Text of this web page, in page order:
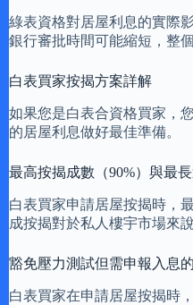
綠表資格對居屋利息的實際
銀行審批時間可能縮短，整
白表買家按揭方案詳解
如果您是白表合資格買家，
的居屋利息做好最佳準備。
最高按揭成數（90%）與最長
白表買家申請居屋按揭時，
成按揭對於私人樓宇市場來
豁免壓力測試但需申報入息
白表買家在申請居屋按揭時